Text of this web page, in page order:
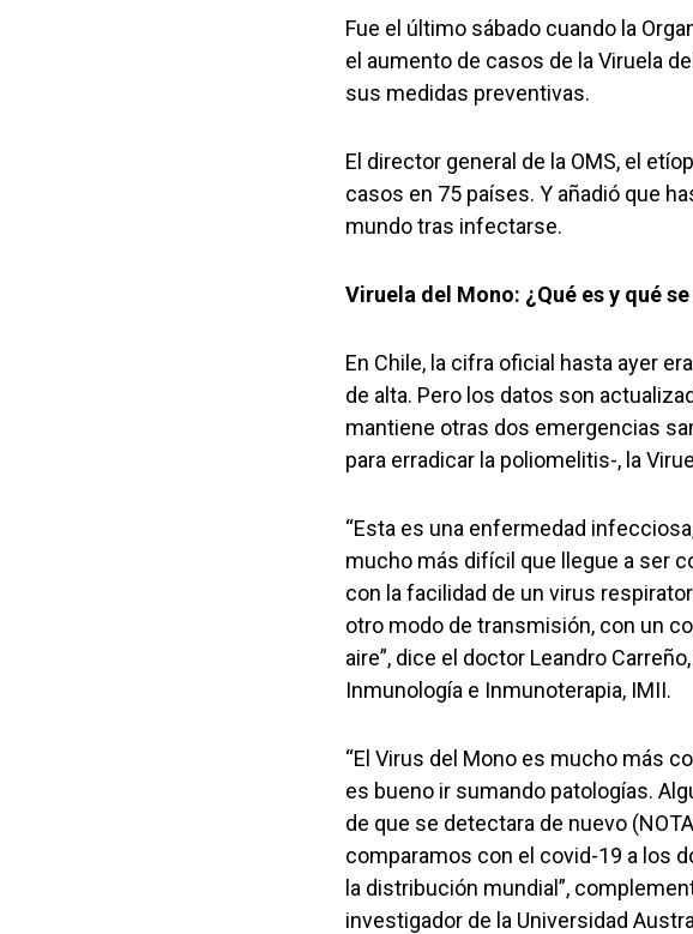
Fue el último sábado cuando la
el aumento de casos de la Viruela
sus medidas preventivas.
El director general de la OMS, el
casos en 75 países. Y añadió que
mundo tras infectarse.
Viruela del Mono: ¿Qué es y qué
En Chile, la cifra oficial hasta ayer
de alta. Pero los datos son
mantiene otras dos emergencias
para erradicar la poliomelitis-, la
“Esta es una enfermedad
mucho más difícil que llegue a ser
con la facilidad de un virus
otro modo de transmisión, con un
aire”, dice el doctor Leandro
Inmunología e Inmunoterapia, IMII.
“El Virus del Mono es mucho más
es bueno ir sumando patologías.
de que se detectara de nuevo
comparamos con el covid-19 a los
la distribución mundial”,
investigador de la Universidad